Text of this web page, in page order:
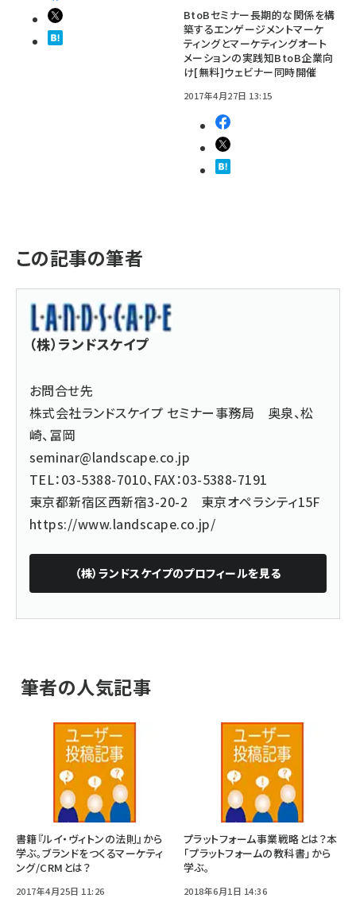
BtoBセミナー長期的な関係を構
築するエンゲージメントマーケ
ティングとマーケティングオート
メーションの実践知BtoB企業向
け[無料]ウェビナー同時開催
2017年4月27日 13:15
この記事の筆者
（株）ランドスケイプ
お問合せ先
株式会社ランドスケイプ セミナー事務局 奥泉、松
崎、冨岡
seminar@landscape.co.jp
TEL：03-5388-7010、FAX：03-5388-7191
東京都新宿区西新宿3-20-2 東京オペラシティ15F
https://www.landscape.co.jp/
（株）ランドスケイプのプロフィールを見る
筆者の人気記事
書籍『ルイ・ヴィトンの法則』から
学ぶ。ブランドをつくるマーケティ
ング/CRMとは？
2017年4月25日 11:26
プラットフォーム事業戦略とは？本
「プラットフォームの教科書」から
学ぶ。
2018年6月1日 14:36